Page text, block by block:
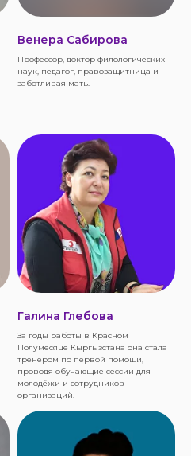
Венера Сабирова
Профессор, доктор филологических
наук, педагог, правозащитница и
заботливая мать.
Галина Глебова
За годы работы в Красном
Полумесяце Кыргызстана она стала
тренером по первой помощи,
проводя обучающие сессии для
молодёжи и сотрудников
организаций.